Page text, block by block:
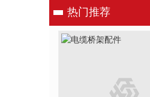
热门推荐